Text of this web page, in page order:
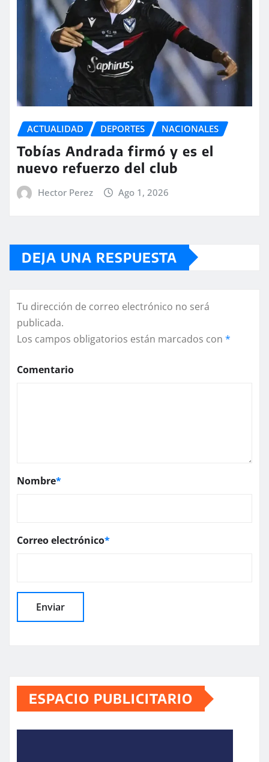
ACTUALIDAD DEPORTES NACIONALES
Tobías Andrada firmó y es el
nuevo refuerzo del club
Hector Perez Ago 1, 2026
DEJA UNA RESPUESTA
Tu dirección de correo electrónico no será
publicada.
Los campos obligatorios están marcados con *
Comentario
Nombre*
Correo electrónico*
ESPACIO PUBLICITARIO